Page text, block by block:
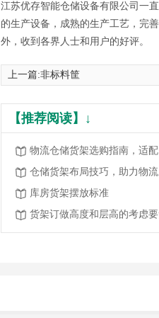
塑料托盘
江苏优存智能仓储设备有限公司一
的生产设备，成熟的生产工艺，完
外，收到各界人士和用户的好评。
上一篇:非标料筐
【推荐阅读】↓
仓储货架布局技巧，助力物
库房货架摆放标准
货架订做高度和层高的考虑